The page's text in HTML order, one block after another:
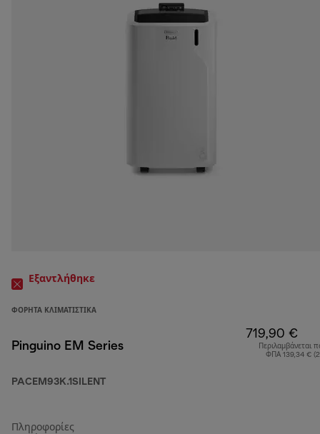
Εξαντλήθηκε
ΦΟΡΗΤΆ ΚΛΙΜΑΤΙΣΤΙΚΆ
Pinguino EM Series
PACEM93K.1SILENT
719,90 €
Περιλαμβάνεται
ΦΠΑ 139,34 €
Πληροφορίες